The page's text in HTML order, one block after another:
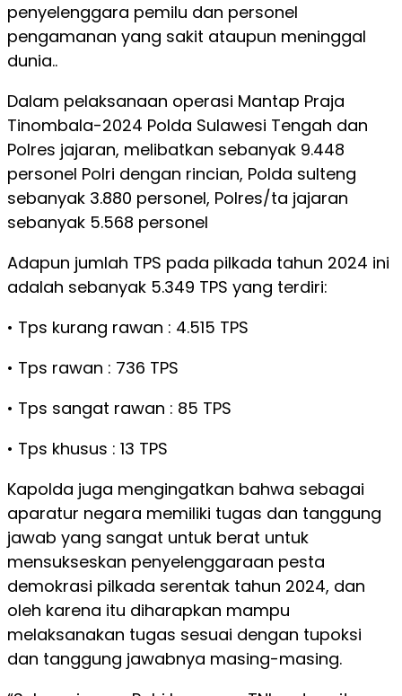
penyelenggara pemilu dan personel
pengamanan yang sakit ataupun meninggal
dunia..
Dalam pelaksanaan operasi Mantap Praja
Tinombala-2024 Polda Sulawesi Tengah dan
Polres jajaran, melibatkan sebanyak 9.448
personel Polri dengan rincian, Polda sulteng
sebanyak 3.880 personel, Polres/ta jajaran
sebanyak 5.568 personel
Adapun jumlah TPS pada pilkada tahun 2024 ini
adalah sebanyak 5.349 TPS yang terdiri:
• Tps kurang rawan : 4.515 TPS
• Tps rawan : 736 TPS
• Tps sangat rawan : 85 TPS
• Tps khusus : 13 TPS
Kapolda juga mengingatkan bahwa sebagai
aparatur negara memiliki tugas dan tanggung
jawab yang sangat untuk berat untuk
mensukseskan penyelenggaraan pesta
demokrasi pilkada serentak tahun 2024, dan
oleh karena itu diharapkan mampu
melaksanakan tugas sesuai dengan tupoksi
dan tanggung jawabnya masing-masing.